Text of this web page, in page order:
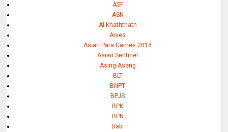
ASF
ASN
Al Khaththath
Anies
Asian Para Games 2018
Asian Sentinel
Asing-Aseng
BLT
BNPT
BPJS
BPK
BPN
Babi